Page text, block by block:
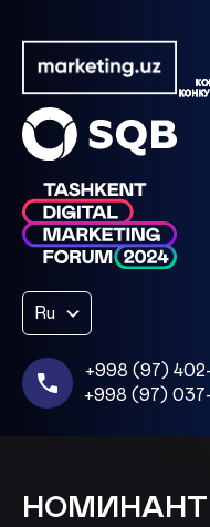
Ru
+998 (97)
+998 (97)